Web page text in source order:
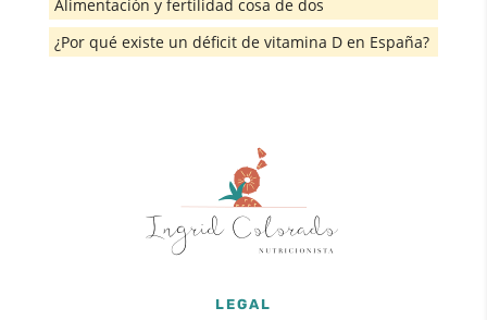
Alimentación y fertilidad cosa de dos
¿Por qué existe un déficit de vitamina D en España?
LEGAL